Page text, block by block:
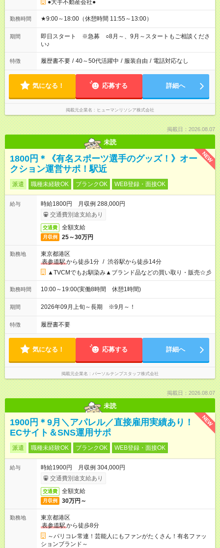
●大手不動産会社●
勤務時間 ★9:00～18:00（休憩時間 11:55～13:00）
期間
即日スタート ※急募 ○8月～、9月～スタートもご相談くださ
い♪
特徴 履歴書不要 / 40～50代活躍中 / 服装自由 / 電話対応なし
気になる！ 応募する 詳細へ
掲載元企業名 ヒューマンリソシア株式会社
掲載日：2026.08.07
未読
NEW
1800円＊《有名スポーツ選手のグッズ！》オー
クション運営サポ！駅近
派遣 職種未経験OK ブランクOK WEB登録・面接OK
給与
時給1800円 月収例 288,000円
交通費別途支給あり
交通費 全額支給
月収例 25～30万円
勤務地
東京都港区
表参道駅から徒歩1分 / 渋谷駅から徒歩14分
▲TVCMでもお馴染み▲ブランド品などの買い取り・販売☆彡
勤務時間 10:00～19:00(実働8時間 休憩1時間)
期間 2026年09月上旬～長期 ※9月～！
特徴 履歴書不要
気になる！ 応募する 詳細へ
掲載元企業名 パーソルテンプスタッフ株式会社
掲載日：2026.08.07
未読
NEW
1900円＊9月＼アパレル／直接雇用実績あり！
ECサイト＆SNS運用サポ
派遣 職種未経験OK ブランクOK WEB登録・面接OK
給与
時給1900円 月収例 304,000円
交通費別途支給あり
交通費 全額支給
月収例 30万円～
勤務地
東京都港区
表参道駅から徒歩8分
～パリコレ常連！芸能人にもファンがたくさん！有名ファッ
ションブランド～